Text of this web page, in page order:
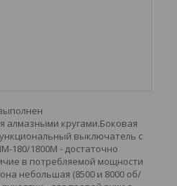
алмазными кругами.Боковая
выключатель с
180/1800М - достаточно
в потребляемой мощности
небольшая (8500 и 8000 об/